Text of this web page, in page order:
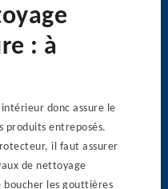
: à
donc assure le
produits entreposés.
il faut assurer
de nettoyage
boucher les gouttières